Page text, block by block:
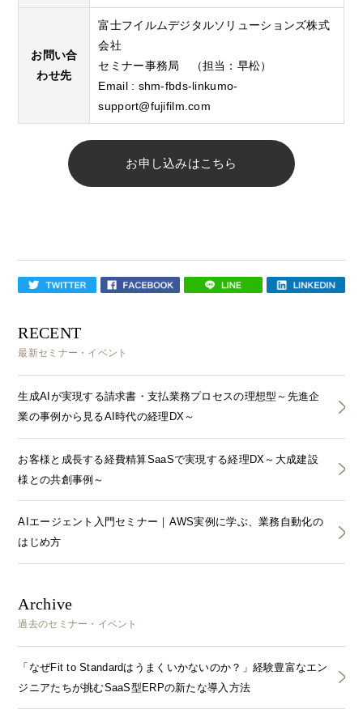
お問い合
わせ先
富士フイルムデジタルソリューションズ株式
会社
セミナー事務局 （担当：早松）
Email : shm-fbds-linkumo-
support@fujifilm.com
お申し込みはこちら
RECENT
最新セミナー・イベント
生成AIが実現する請求書・支払業務プロセスの理想型～先進企
業の事例から見るAI時代の経理DX～
お客様と成長する経費精算SaaSで実現する経理DX～大成建設
様との共創事例～
AIエージェント入門セミナー｜AWS実例に学ぶ、業務自動化の
はじめ方
Archive
過去のセミナー・イベント
「なぜFit to Standardはうまくいかないのか？」経験豊富なエン
ジニアたちが挑むSaaS型ERPの新たな導入方法